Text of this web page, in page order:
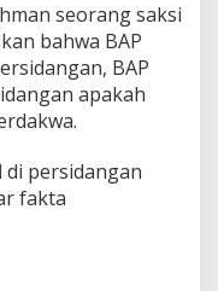
seorang saksi
bahwa BAP
BAP
apakah
di persidangan
fakta